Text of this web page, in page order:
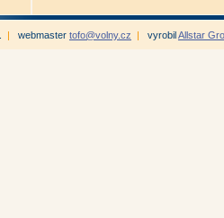
| webmaster tofo@volny.cz | vyrobilAllstar